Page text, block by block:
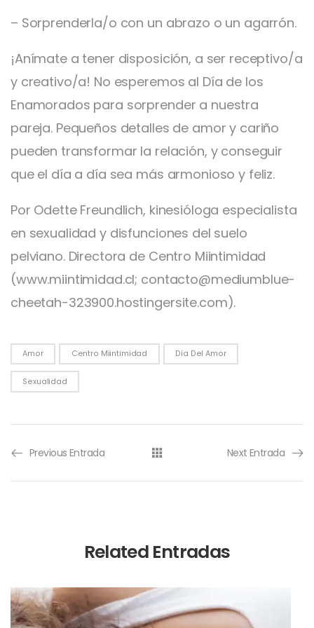
– Sorprenderla/o con un abrazo o un agarrón.
¡Anímate a tener disposición, a ser receptivo/a
y creativo/a! No esperemos al Día de los
Enamorados para sorprender a nuestra
pareja. Pequeños detalles de amor y cariño
pueden transformar la relación, y conseguir
que el día a día sea más armonioso y feliz.
Por Odette Freundlich, kinesióloga especialista
en sexualidad y disfunciones del suelo
pelviano. Directora de Centro Miintimidad
(www.miintimidad.cl; contacto@mediumblue-
cheetah-323900.hostingersite.com).
Amor Centro Miintimidad Día Del Amor
Sexualidad
Previous Entrada Next Entrada
Related Entradas